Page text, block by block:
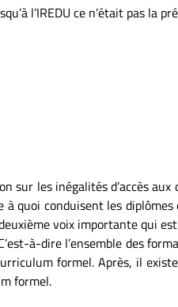
l’IREDU ce n’était pas la
sur les inégalités d’accès
quoi conduisent les
voix importante qui
à-dire l’ensemble des
formel. Après, il
formel.